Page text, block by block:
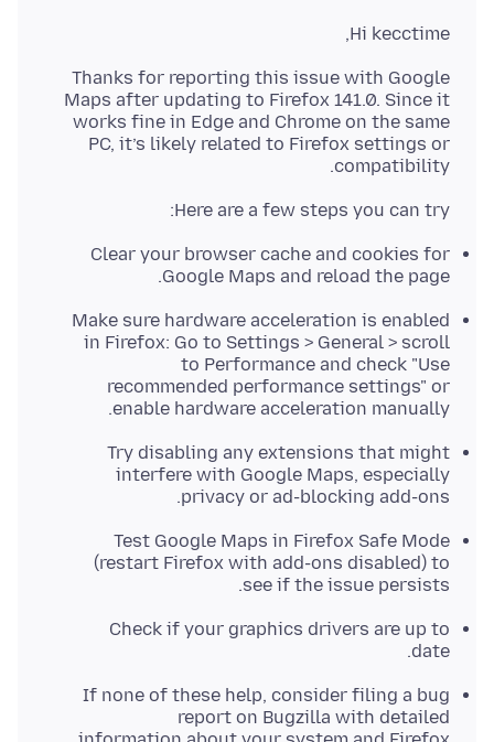
Hi kecctime,
Thanks for reporting this issue with Google
Maps after updating to Firefox 141.0. Since it
works fine in Edge and Chrome on the same
PC, it’s likely related to Firefox settings or
compatibility.
Here are a few steps you can try:
Clear your browser cache and cookies for
Google Maps and reload the page.
Make sure hardware acceleration is enabled
in Firefox: Go to Settings > General > scroll
to Performance and check "Use
recommended performance settings" or
enable hardware acceleration manually.
Try disabling any extensions that might
interfere with Google Maps, especially
privacy or ad-blocking add-ons.
Test Google Maps in Firefox Safe Mode
(restart Firefox with add-ons disabled) to
see if the issue persists.
Check if your graphics drivers are up to
date.
If none of these help, consider filing a bug
report on Bugzilla with detailed